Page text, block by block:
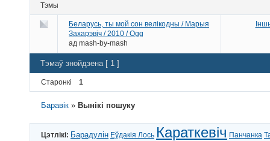
Тэмы
Беларусь, ты мой сон велікодны / Марыя
Захарэвіч / 2010 / Ogg
ад mash-by-mash
Тэмаў знойдзена [ 1 ]
Старонкі 1
Баравік » Вынікі пошуку
Цэтлікі: Барадулін Еўдакія Лось Караткевіч Панчанка